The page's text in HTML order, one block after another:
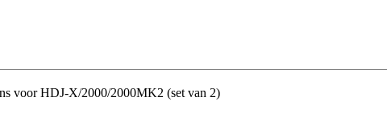
voor HDJ-X/2000/2000MK2 (set van 2)